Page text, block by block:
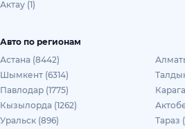
Актау (1)
Авто по регионам
Астана (8442)
Шымкент (6314)
Павлодар (1775)
Кызылорда (1262)
Уральск (896)
Тараз